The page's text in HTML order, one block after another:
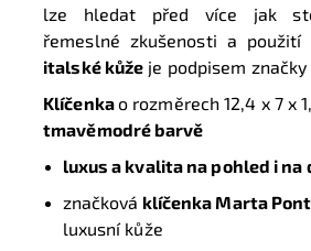
lze hledat před více jak
řemeslné zkušenosti a použití
italské kůže je podpisem
Klíčenkao rozměrech 12,4 x 7 x
tmavěmodré barvě
luxus a kvalita na pohled i na
značková klíčenka Marta
luxusní kůže